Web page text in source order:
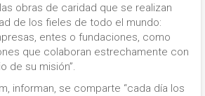
obras de caridad que se realizan
de los fieles de todo el mundo:
entes o fundaciones, como
que colaboran estrechamente con
de su misión”.
informan, se comparte “cada día los